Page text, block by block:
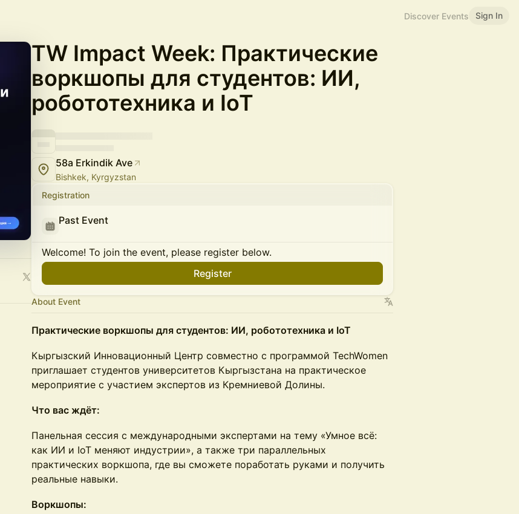
Discover Events Sign In
TW Impact Week: Практические
воркшопы для студентов: ИИ,
робототехника и IoT
58a Erkindik Ave
Bishkek, Kyrgyzstan
Registration
Past Event
Welcome! To join the event, please register below.
Register
About Event
Практические воркшопы для студентов: ИИ, робототехника и IoT
Кыргызский Инновационный Центр совместно с программой TechWomen
приглашает студентов университетов Кыргызстана на практическое
мероприятие с участием экспертов из Кремниевой Долины.
Что вас ждёт:
Панельная сессия с международными экспертами на тему «Умное всё:
как ИИ и IoT меняют индустрии», а также три параллельных
практических воркшопа, где вы сможете поработать руками и получить
реальные навыки.
Воркшопы: